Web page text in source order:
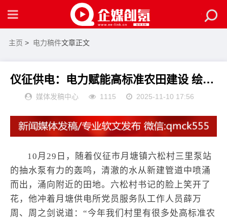
主页 > 电力稿件文章正文
仪征供电：电力赋能高标准农田建设 绘就美丽乡村新画卷
媒体发稿中心 1115 2025-11-10 17:56
10月29日，随着仪征市月塘镇六松村三里泵站
的抽水泵有力的轰鸣，清澈的水从新建管道中喷涌
而出，涌向附近的田地。六松村书记的脸上笑开了
花，他冲着月塘供电所党员服务队工作人员薛万
周、周之剑说道：“今年我们村里有很多处高标准农